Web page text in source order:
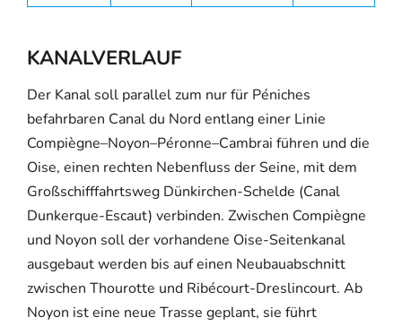
KANALVERLAUF
Der Kanal soll parallel zum nur für Péniches
befahrbaren Canal du Nord entlang einer Linie
Compiègne–Noyon–Péronne–Cambrai führen und die
Oise, einen rechten Nebenfluss der Seine, mit dem
Großschifffahrtsweg Dünkirchen-Schelde (Canal
Dunkerque-Escaut) verbinden. Zwischen Compiègne
und Noyon soll der vorhandene Oise-Seitenkanal
ausgebaut werden bis auf einen Neubauabschnitt
zwischen Thourotte und Ribécourt-Dreslincourt. Ab
Noyon ist eine neue Trasse geplant, sie führt